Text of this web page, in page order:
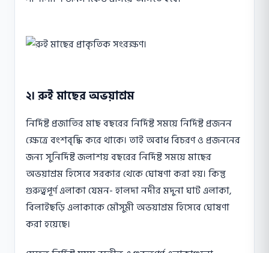
২। রুই মাছের অভয়াশ্রম
নির্দিষ্ট প্রজাতির মাছ বছরের নির্দিষ্ট সময়ে নির্দিষ্ট প্রজনন
ক্ষেত্রে বংশবৃদ্ধি করে থাকে। তাই অবাধ বিচরণ ও প্রজননের
জন্য সুনির্দিষ্ট জলাশয় বছরের নির্দিষ্ট সময়ে মাছের
অভয়াশ্রম হিসেবে সরকার থেকে ঘোষণা করা হয়। কিন্তু
গুরুত্বপূর্ণ এলাকা যেমন- হালদা নদীর মদুনা ঘাট এলাকা,
বিলাইছড়ি এলাকাকে মৌসুমী অভয়াশ্রম হিসেবে ঘোষণা
করা হয়েছে।